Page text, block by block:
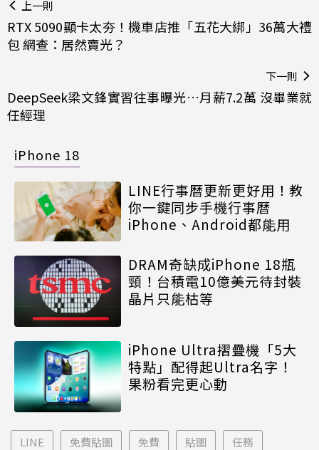
上一則
RTX 5090顯卡太夯！機車店推「五花大綁」36萬大禮
包 網查：居然賣光？
下一則
DeepSeek梁文鋒實習往事曝光…月薪7.2萬 沒畢業就
任經理
iPhone 18
LINE行事曆更新更好用！教
你一鍵同步手機行事曆
iPhone、Android都能用
DRAM奇缺成iPhone 18瓶
頸！台積電10億美元待封裝
晶片只能枯等
iPhone Ultra摺疊機「5大
特點」配得起Ultra名字！
果粉看完更心動
LINE 免費貼圖 免費 貼圖 任務